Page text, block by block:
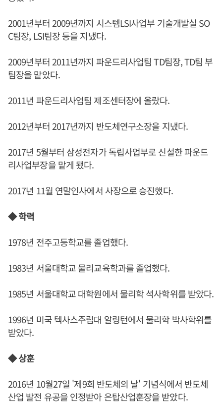
2001년부터 2009년까지 시스템LSI사업부 기술개발실 SO
C팀장, LSI팀장 등을 지냈다.
2009년부터 2011년까지 파운드리사업팀 TD팀장, TD팀 부
팀장을 맡았다.
2011년 파운드리사업팀 제조센터장에 올랐다.
2012년부터 2017년까지 반도체연구소장을 지냈다.
2017년 5월부터 삼성전자가 독립사업부로 신설한 파운드
리사업부장을 맡게 됐다.
2017년 11월 연말인사에서 사장으로 승진했다.
◆ 학력
1978년 전주고등학교를 졸업했다.
1983년 서울대학교 물리교육학과를 졸업했다.
1985년 서울대학교 대학원에서 물리학 석사학위를 받았다.
1996년 미국 텍사스주립대 알링턴에서 물리학 박사학위를
받았다.
◆ 상훈
2016년 10월27일 '제9회 반도체의 날' 기념식에서 반도체
산업 발전 유공을 인정받아 은탑산업훈장을 받았다.